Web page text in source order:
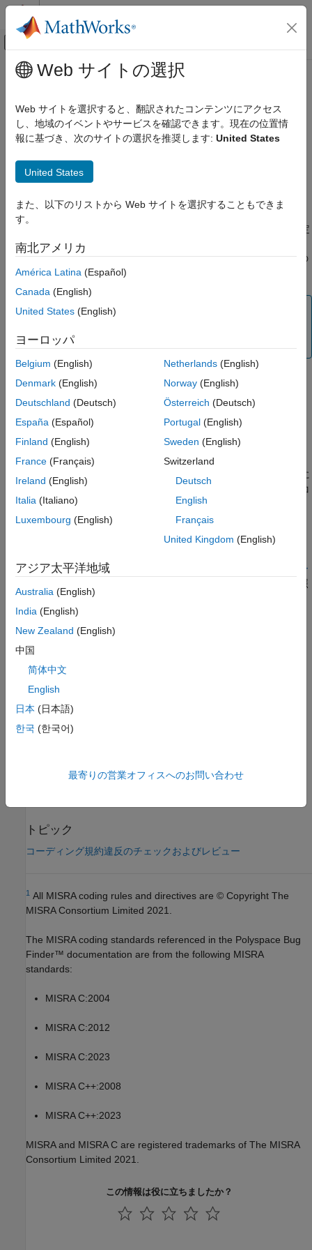
コンテンツへスキップ
オフキャンバス ナビゲーション メ
ドキュメンテーションのホーム
コード検証
Polyspace Bug Finder
Polyspace Bug Finder の結果
MISRA C:2023 命令およびルール
項目一覧
説明
チェック情報
バージョン履歴
メインコンテンツ
MISRA C:2023 Rule 4.2
Trigraphs should not be used
R2024a 以降
Trigraphs should not be used
根拠
3 文字表記は 2 つの疑問符に続いて 3 文字目に特定の文字を指定
して表します。たとえば、
し、'??)'は']'を表します。これらの 3 文字表記により、他の
2 つの疑問符の使用と誤って混同される可能性があります。
メモ
許可されています。
します。ただし、Polyspace はさらに MISRA™ 違反を報告しま
す。
に
変換しなければなりません。したがって、3 文字表記がコード コ
メントにある場合も、Polyspace はこのルールの違反を報告しま
す。
ルール違反を想定していてもその違反が表示されない場合、
コー
を参照
します。
チェック情報
グループ:
カテゴリ:
AGC カテゴリ:
PQL 名: std.misra_c_2023.R4_2
バージョン履歴
トピック
コーディング規約違反のチェックおよびレビュー
1 All MISRA coding rules and directives are © Copyright The
MISRA Consortium Limited 2021.
The MISRA coding standards referenced in the Polyspace Bug
Finder™ documentation are from the following MISRA
standards:
MISRA C:2004
MISRA C:2012
MISRA C:2023
MISRA C++:2008
MISRA C++:2023
MISRA and MISRA C are registered trademarks of The MISRA
Consortium Limited 2021.
この情報は役に立ちましたか？
Web サイトの選択
Web サイトを選択すると、翻訳されたコンテンツにアクセス
し、地域のイベントやサービスを確認できます。現在の位置情
報に基づき、次のサイトの選択を推奨します: United States
United States
また、以下のリストから Web サイトを選択することもできま
す。
南北アメリカ
América Latina (Español)
Canada (English)
United States (English)
ヨーロッパ
Belgium (English)
Denmark (English)
Deutschland (Deutsch)
España (Español)
Finland (English)
France (Français)
Ireland (English)
Italia (Italiano)
Luxembourg (English)
Netherlands(English)
Norway(English)
Österreich (Deutsch)
Portugal(English)
Sweden (English)
Switzerland
Deutsch
English
Français
United Kingdom (English)
アジア太平洋地域
Australia (English)
India (English)
New Zealand (English)
中国
简体中文
English
日本 (日本語)
한국 (한국어)
最寄りの営業オフィスへのお問い合わせ